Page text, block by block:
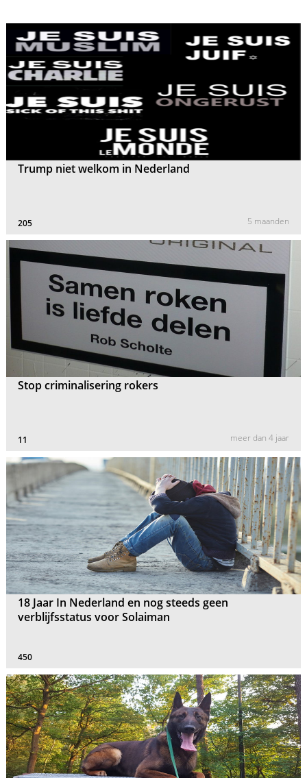
Trump niet welkom in Nederland
205 5 maanden
Stop criminalisering rokers
11 meer dan 4 jaar
18 Jaar In Nederland en nog steeds geen
verblijfsstatus voor Solaiman
450